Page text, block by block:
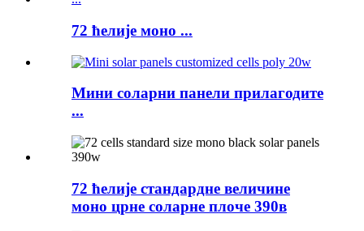
72 ћелије моно ...
Мини соларни панели прилагодите
...
72 ћелије стандардне величине
моно црне соларне плоче 390в